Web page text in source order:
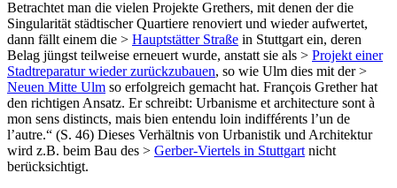
Betrachtet man die vielen Projekte Grethers, mit denen der die
Singularität städtischer Quartiere renoviert und wieder aufwertet,
dann fällt einem die > Hauptstätter Straße in Stuttgart ein, deren
Belag jüngst teilweise erneuert wurde, anstatt sie als > Projekt einer
Stadtreparatur wieder zurückzubauen, so wie Ulm dies mit der >
Neuen Mitte Ulm so erfolgreich gemacht hat. François Grether hat
den richtigen Ansatz. Er schreibt: Urbanisme et architecture sont à
mon sens distincts, mais bien entendu loin indifférents l’un de
l’autre.“ (S. 46) Dieses Verhältnis von Urbanistik und Architektur
wird z.B. beim Bau des > Gerber-Viertels in Stuttgart nicht
berücksichtigt.